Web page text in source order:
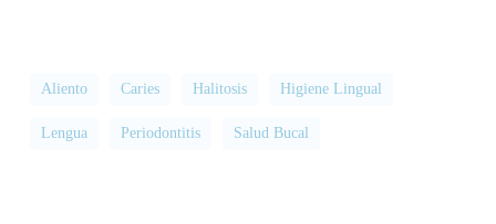
Aliento Caries Halitosis Higiene Lingual
Lengua Periodontitis Salud Bucal